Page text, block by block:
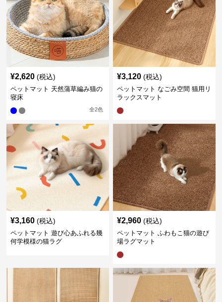
¥2,620 (税込)
ペットマット 天然蒲草編み猫の
寝床
全2色
¥3,120 (税込)
ペットマット なごみ空間 猫用リ
ラックスマット
¥3,160 (税込)
ペットマット 遊び心あふれる幾
何学模様の猫ラグ
¥2,960 (税込)
ペットマット ふわもこ猫の遊び
場ラグマット